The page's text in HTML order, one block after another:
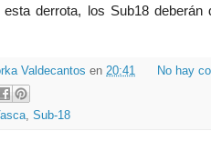
esta derrota, los Sub18
Valdecantos en 20:41 No hay
, Sub-18